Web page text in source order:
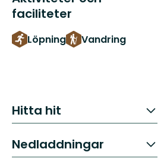
faciliteter
Löpning Vandring
Hitta hit
Nedladdningar